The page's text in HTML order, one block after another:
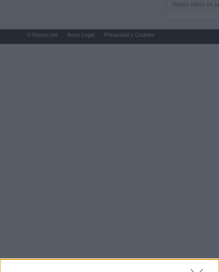
Ayuso reina en
© Kiosko.net Aviso Legal Privacidad y Cookies